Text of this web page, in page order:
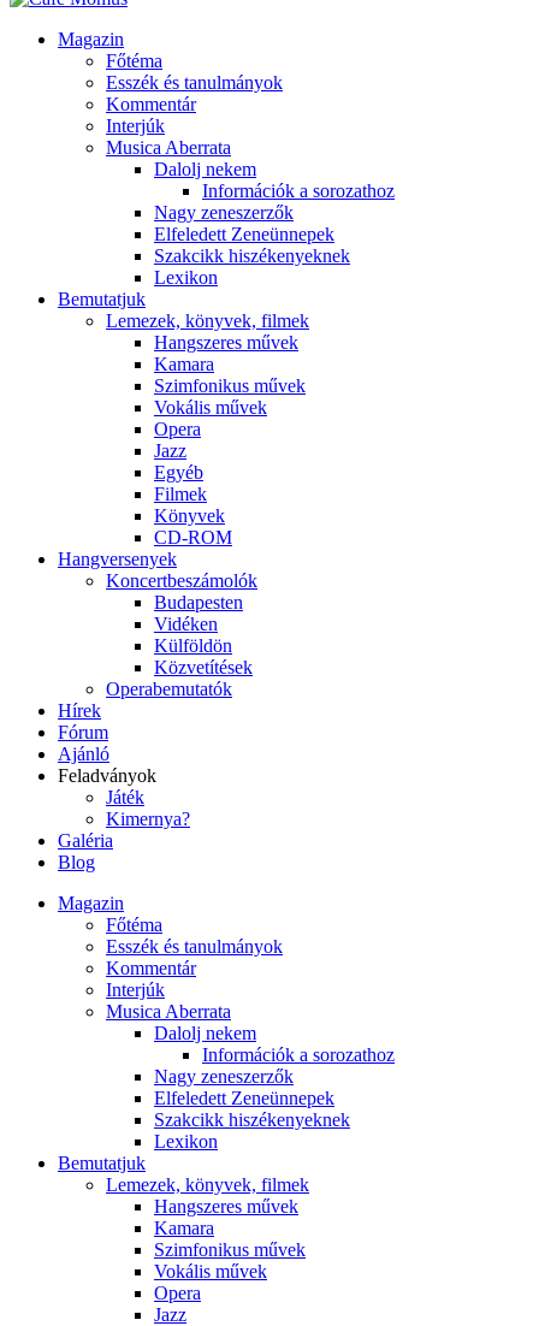
Magazin
Főtéma
Esszék és tanulmányok
Kommentár
Interjúk
Musica Aberrata
Dalolj nekem
Információk a sorozathoz
Nagy zeneszerzők
Elfeledett Zeneünnepek
Szakcikk hiszékenyeknek
Lexikon
Bemutatjuk
Lemezek, könyvek, filmek
Hangszeres művek
Kamara
Szimfonikus művek
Vokális művek
Opera
Jazz
Egyéb
Filmek
Könyvek
CD-ROM
Hangversenyek
Koncertbeszámolók
Budapesten
Vidéken
Külföldön
Közvetítések
Operabemutatók
Hírek
Fórum
Ajánló
Feladványok
Játék
Kimernya?
Galéria
Blog
Magazin
Főtéma
Esszék és tanulmányok
Kommentár
Interjúk
Musica Aberrata
Dalolj nekem
Információk a sorozathoz
Nagy zeneszerzők
Elfeledett Zeneünnepek
Szakcikk hiszékenyeknek
Lexikon
Bemutatjuk
Lemezek, könyvek, filmek
Hangszeres művek
Kamara
Szimfonikus művek
Vokális művek
Opera
Jazz